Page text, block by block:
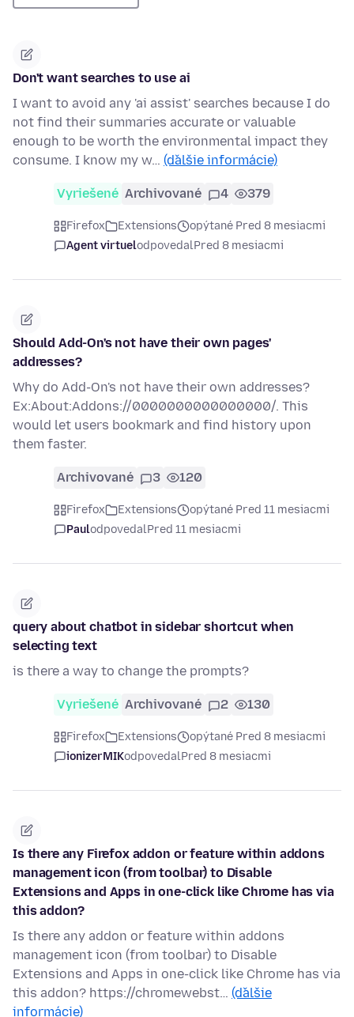
Don't want searches to use ai
I want to avoid any 'ai assist' searches because I do
not find their summaries accurate or valuable
enough to be worth the environmental impact they
consume. I know my w… (ďalšie informácie)
Vyriešené Archivované 4 379
Firefox Extensions
opýtané Pred 8 mesiacmi
Agent virtuelodpovedalPred 8 mesiacmi
Should Add-On's not have their own pages'
addresses?
Why do Add-On's not have their own addresses?
Ex:About:Addons://0000000000000000/. This
would let users bookmark and find history upon
them faster.
Archivované 3 120
Firefox Extensions
opýtané Pred 11 mesiacmi
PaulodpovedalPred 11 mesiacmi
query about chatbot in sidebar shortcut when
selecting text
is there a way to change the prompts?
Vyriešené Archivované 2 130
Firefox Extensions
opýtané Pred 8 mesiacmi
ionizerMIKodpovedalPred 8 mesiacmi
Is there any Firefox addon or feature within addons
management icon (from toolbar) to Disable
Extensions and Apps in one-click like Chrome has via
this addon?
Is there any addon or feature within addons
management icon (from toolbar) to Disable
Extensions and Apps in one-click like Chrome has via
this addon? https://chromewebst… (ďalšie
informácie)